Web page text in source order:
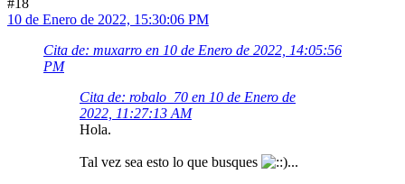
#18
10 de Enero de 2022, 15:30:06 PM
Cita de: muxarro en 10 de Enero de 2022, 14:05:56
PM
Cita de: robalo_70 en 10 de Enero de
2022, 11:27:13 AM
Hola.
Tal vez sea esto lo que busques ...